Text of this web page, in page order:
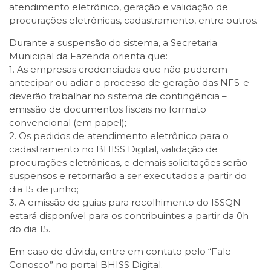
atendimento eletrônico, geração e validação de
procurações eletrônicas, cadastramento, entre outros.
Durante a suspensão do sistema, a Secretaria
Municipal da Fazenda orienta que:
1. As empresas credenciadas que não puderem
antecipar ou adiar o processo de geração das NFS-e
deverão trabalhar no sistema de contingência –
emissão de documentos fiscais no formato
convencional (em papel);
2. Os pedidos de atendimento eletrônico para o
cadastramento no BHISS Digital, validação de
procurações eletrônicas, e demais solicitações serão
suspensos e retornarão a ser executados a partir do
dia 15 de junho;
3. A emissão de guias para recolhimento do ISSQN
estará disponível para os contribuintes a partir da 0h
do dia 15.
Em caso de dúvida, entre em contato pelo “Fale
Conosco” no portal BHISS Digital.